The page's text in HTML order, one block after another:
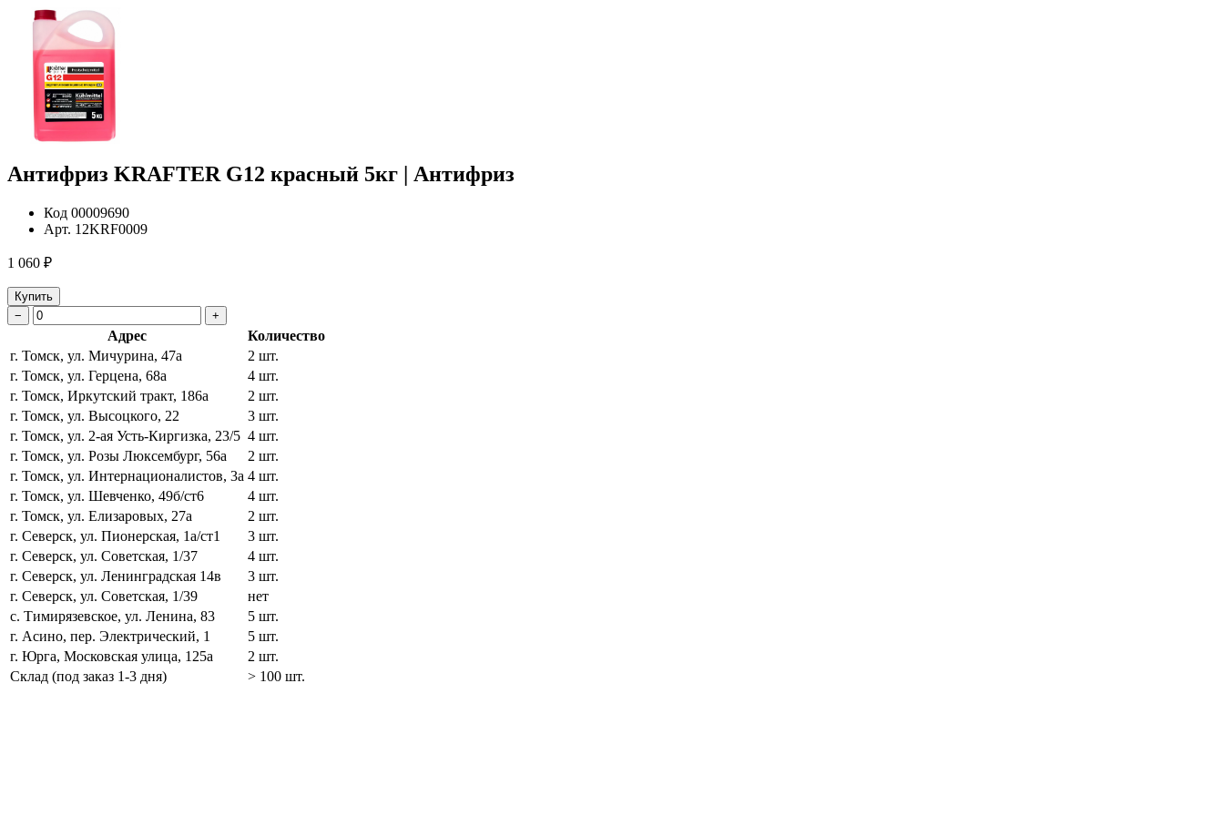
Антифриз KRAFTER G12 красный 5кг | Антифриз
Код 00009690
Арт. 12KRF0009
1 060 ₽
Купить
−
+
Адрес
Количество
г. Томск, ул. Мичурина, 47а
2 шт.
г. Томск, ул. Герцена, 68а
4 шт.
г. Томск, Иркутский тракт, 186а
2 шт.
г. Томск, ул. Высоцкого, 22
3 шт.
г. Томск, ул. 2-ая Усть-Киргизка, 23/5 4 шт.
г. Томск, ул. Розы Люксембург, 56а
2 шт.
г. Томск, ул. Интернационалистов, 3а 4 шт.
г. Томск, ул. Шевченко, 49б/ст6
4 шт.
г. Томск, ул. Елизаровых, 27а
2 шт.
г. Северск, ул. Пионерская, 1а/ст1
3 шт.
г. Северск, ул. Советская, 1/37
4 шт.
г. Северск, ул. Ленинградская 14в
3 шт.
г. Северск, ул. Советская, 1/39
нет
с. Тимирязевское, ул. Ленина, 83
5 шт.
г. Асино, пер. Электрический, 1
5 шт.
г. Юрга, Московская улица, 125а
2 шт.
Склад (под заказ 1-3 дня)
> 100 шт.